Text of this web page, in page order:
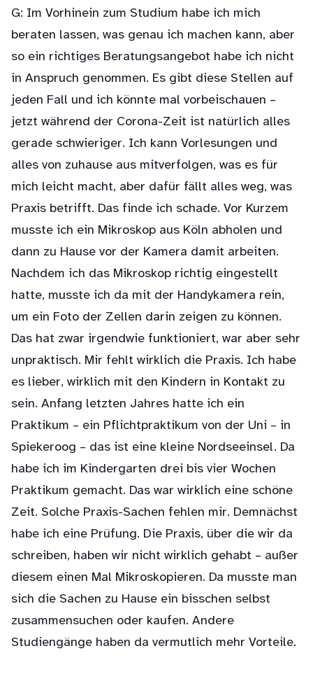
G: Im Vorhinein zum Studium habe ich mich
beraten lassen, was genau ich machen kann, aber
so ein richtiges Beratungsangebot habe ich nicht
in Anspruch genommen. Es gibt diese Stellen auf
jeden Fall und ich könnte mal vorbeischauen –
jetzt während der Corona-Zeit ist natürlich alles
gerade schwieriger. Ich kann Vorlesungen und
alles von zuhause aus mitverfolgen, was es für
mich leicht macht, aber dafür fällt alles weg, was
Praxis betrifft. Das finde ich schade. Vor Kurzem
musste ich ein Mikroskop aus Köln abholen und
dann zu Hause vor der Kamera damit arbeiten.
Nachdem ich das Mikroskop richtig eingestellt
hatte, musste ich da mit der Handykamera rein,
um ein Foto der Zellen darin zeigen zu können.
Das hat zwar irgendwie funktioniert, war aber sehr
unpraktisch. Mir fehlt wirklich die Praxis. Ich habe
es lieber, wirklich mit den Kindern in Kontakt zu
sein. Anfang letzten Jahres hatte ich ein
Praktikum – ein Pflichtpraktikum von der Uni – in
Spiekeroog – das ist eine kleine Nordseeinsel. Da
habe ich im Kindergarten drei bis vier Wochen
Praktikum gemacht. Das war wirklich eine schöne
Zeit. Solche Praxis-Sachen fehlen mir. Demnächst
habe ich eine Prüfung. Die Praxis, über die wir da
schreiben, haben wir nicht wirklich gehabt – außer
diesem einen Mal Mikroskopieren. Da musste man
sich die Sachen zu Hause ein bisschen selbst
zusammensuchen oder kaufen. Andere
Studiengänge haben da vermutlich mehr Vorteile.